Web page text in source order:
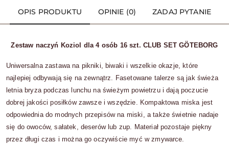
OPIS PRODUKTU OPINIE (0) ZADAJ PYTANIE
Zestaw naczyń Koziol dla 4 osób 16 szt. CLUB SET GÖTEBORG
Uniwersalna zastawa na pikniki, biwaki i wszelkie okazje, które
najlepiej odbywają się na zewnątrz. Fasetowane talerze są jak świeża
letnia bryza podczas lunchu na świeżym powietrzu i dają poczucie
dobrej jakości posiłków zawsze i wszędzie. Kompaktowa miska jest
odpowiednia do modnych przepisów na miski, a także świetnie nadaje
się do owoców, sałatek, deserów lub zup. Materiał pozostaje piękny
przez długi czas i można go oczywiście myć w zmywarce.